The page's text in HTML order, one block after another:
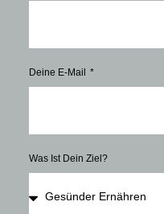
Deine E-Mail
Was Ist Dein Ziel?